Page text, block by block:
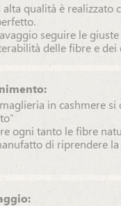
qualità è realizzato
seguire le
delle fibre e dei
in cashmere si
ogni tanto le fibre
di riprendere